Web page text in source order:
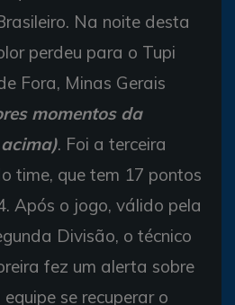
Na noite desta
perdeu para o Tupi
Fora, Minas Gerais
momentos da
. Foi a terceira
time, que tem 17 pontos
Após o jogo, válido pela
Divisão, o técnico
fez um alerta sobre
se recuperar o